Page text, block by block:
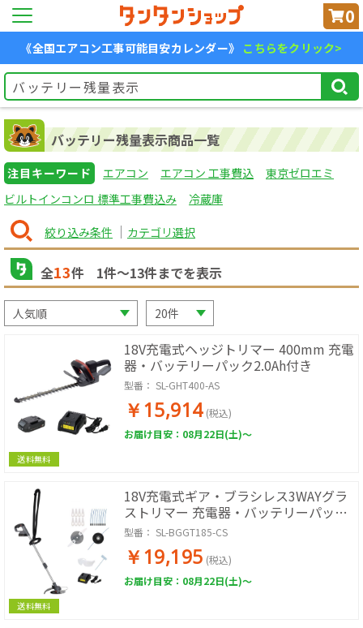
0
《全国エアコン工事可能目安カレンダー》 こちらをクリック>
バッテリー残量表示商品一覧
注目キーワード エアコン エアコン 工事費込
東京ゼロエミ
ビルトインコンロ 標準工事費込み
冷蔵庫
絞り込み条件 カテゴリ選択
全13件 1件〜13件までを表示
送料無料
18V充電式ヘッジトリマー 400mm 充電
器・バッテリーパック2.0Ah付き
型番： SL-GHT400-AS
￥15,914 (税込)
お届け目安：08月22日(土)～
送料無料
18V充電式ギア・ブラシレス3WAYグラ
ストリマー 充電器・バッテリーパック
2.0Ah付き
型番： SL-BGGT185-CS
￥19,195 (税込)
お届け目安：08月22日(土)～